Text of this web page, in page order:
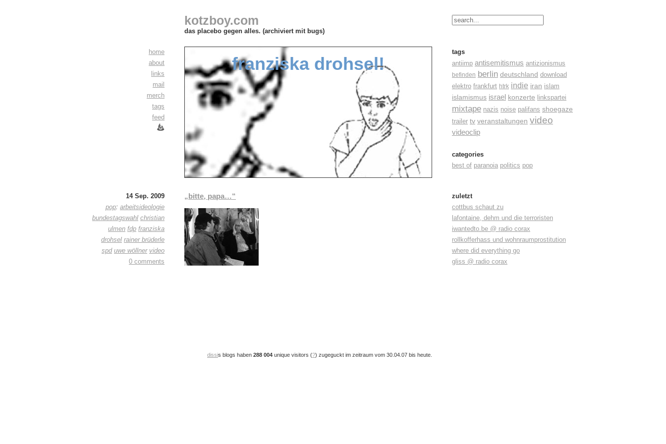
kotzboy.com
das placebo gegen alles. (archiviert mit bugs)
home
about
links
mail
merch
tags
feed
franziska drohsel!
tags
antiimp antisemitismus antizionismus
befinden berlin deutschland download
elektro frankfurt htrk indie iran islam
islamismus israel konzerte linkspartei
mixtape nazis noise palifans shoegaze
trailer tv veranstaltungen video
videoclip
categories
best of paranoia politics pop
14 Sep. 2009
pop: arbeitsideologie
bundestagswahl christian
ulmen fdp franziska
drohsel rainer brüderle
spd uwe wöllner video
0 comments
„bitte, papa…“
zuletzt
cottbus schaut zu
lafontaine, dehm und die terroristen
iwantedto.be @ radio corax
rollkofferhass und wohnraumprostitution
where did everything go
gliss @ radio corax
dissis blogs haben 288 004 unique visitors (?) zugeguckt im zeitraum vom 30.04.07 bis heute.